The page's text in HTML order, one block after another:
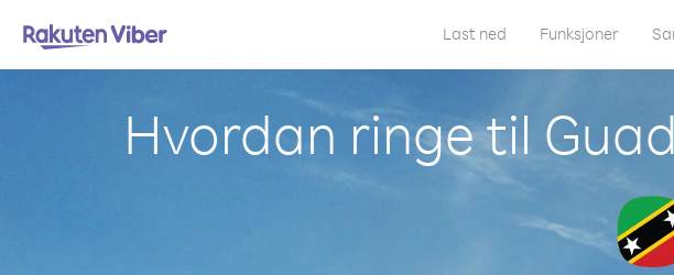
Last ned Funksjoner
Hvordan ringe til